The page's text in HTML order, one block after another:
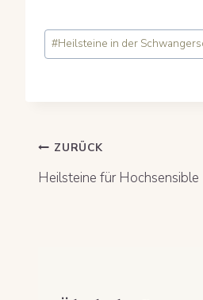
Schlagworte:
#Heilsteine in der
Beitragsnavigation
ZURÜCK
Heilsteine für Hochsensible